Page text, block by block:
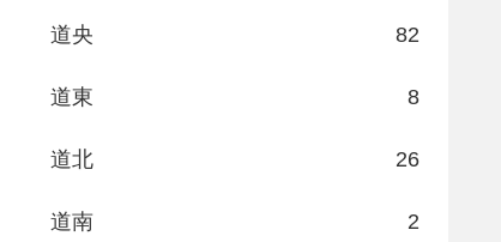
道央 82
道東 8
道北 26
道南 2